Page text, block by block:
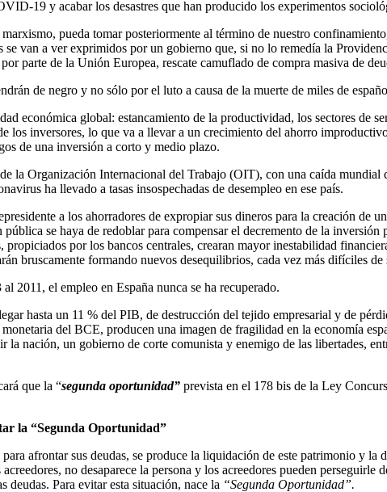
19 y acabar los desastres que han producido los experimentos
pueda tomar posteriormente al término de nuestro
se van a ver exprimidos por un gobierno que, si no lo remedía la
parte de la Unión Europea, rescate camuflado de compra masiva de
de negro y no sólo por el luto a causa de la muerte de miles de
económica global: estancamiento de la productividad, los sectores de
los inversores, lo que va a llevar a un crecimiento del ahorro
de una inversión a corto y medio plazo.
la Organización Internacional del Trabajo (OIT), con una caída mundial
ha llevado a tasas insospechadas de desempleo en ese país.
a los ahorradores de expropiar sus dineros para la creación de
se haya de redoblar para compensar el decremento de la
por los bancos centrales, crearan mayor inestabilidad
bruscamente formando nuevos desequilibrios, cada vez más difíciles de
2011, el empleo en España nunca se ha recuperado.
hasta un 11 % del PIB, de destrucción del tejido empresarial y de
del BCE, producen una imagen de fragilidad en la economía
la nación, un gobierno de corte comunista y enemigo de las libertades,
que la “segunda oportunidad” prevista en el 178 bis de la Ley
la “Segunda Oportunidad”
afrontar sus deudas, se produce la liquidación de este patrimonio y la
no desaparece la persona y los acreedores pueden
deudas. Para evitar esta situación, nace la “Segunda Oportunidad”.